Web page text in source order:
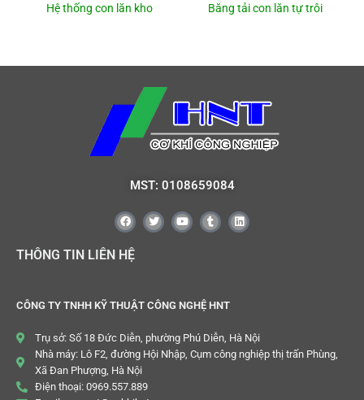
Hệ thống con lăn kho Băng tải con lăn tự trôi
MST: 0108659084
THÔNG TIN LIÊN HỆ
CÔNG TY TNHH KỸ THUẬT CÔNG NGHỆ HNT
Trụ sở: Số 18 Đức Diễn, phường Phú Diễn, Hà Nội
Nhà máy: Lô F2, đường Hội Nhập, Cụm công nghiệp thị trấn Phùng,
Xã Đan Phượng, Hà Nội
Điện thoại: 0969.557.889